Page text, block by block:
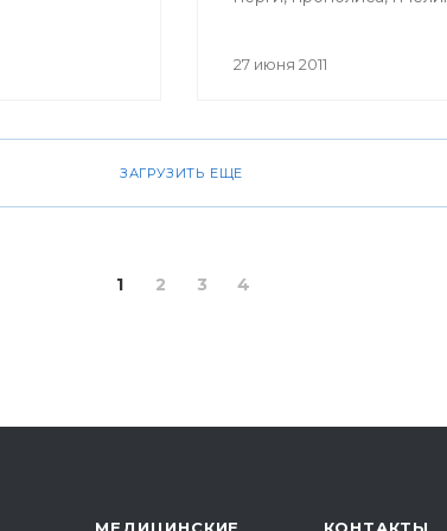
27 июня 2011
ЗАГРУЗИТЬ ЕЩЕ
1 2 3 4